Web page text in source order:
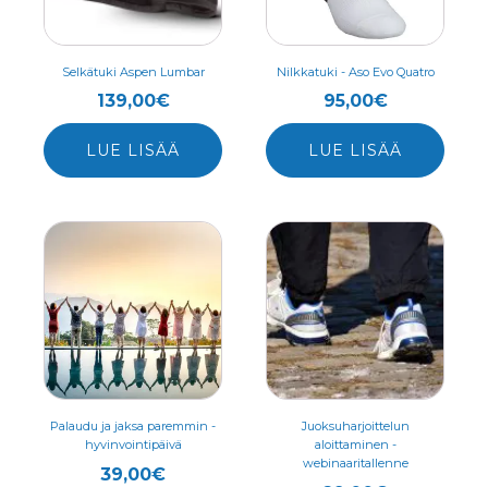
Selkätuki Aspen Lumbar
139,00€
LUE LISÄÄ
tehdä
valinnat
tuotteen
sivulla.
Nilkkatuki - Aso Evo Quatro
95,00€
LUE LISÄÄ
tehdä
valinnat
tuotteen
sivulla.
Palaudu ja jaksa paremmin -
hyvinvointipäivä
39,00€
Juoksuharjoittelun
aloittaminen -
webinaaritallenne